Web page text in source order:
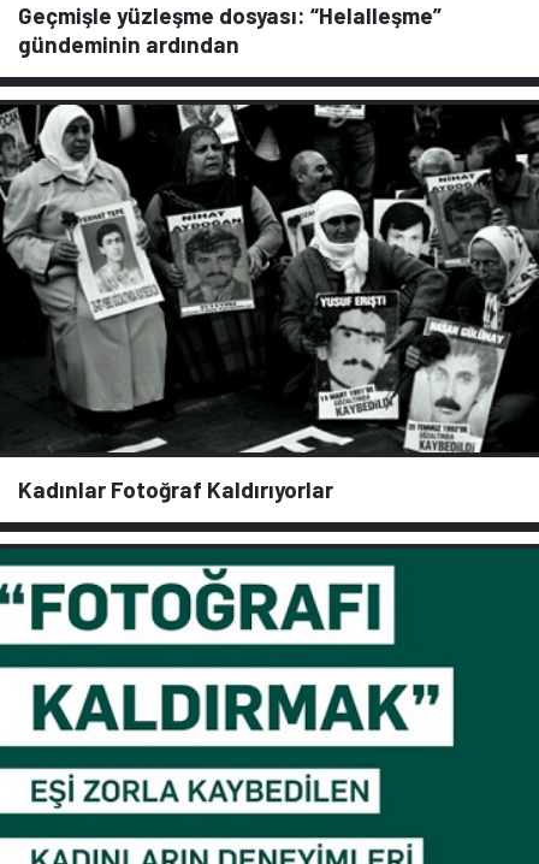
Geçmişle yüzleşme dosyası: “Helalleşme”
gündeminin ardından
Kadınlar Fotoğraf Kaldırıyorlar